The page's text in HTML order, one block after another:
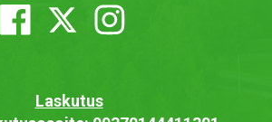
Laskutus